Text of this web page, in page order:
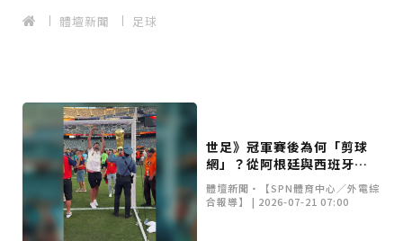
體壇新聞 足球
世足》冠軍賽後為何「剪球
網」？從阿根廷與西班牙之
戰，解析足球奪冠獨特慶祝
傳統
體壇新聞•【SPN體育中心／外電綜
合報導】 | 2026-07-21 07:00